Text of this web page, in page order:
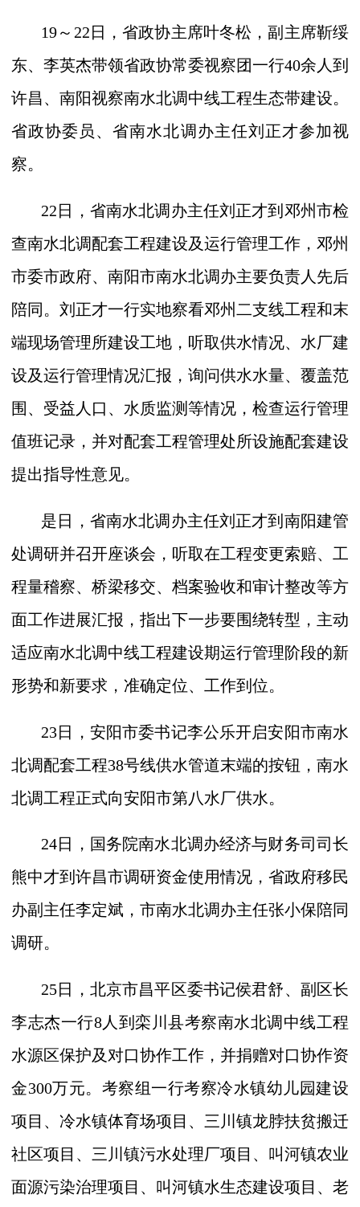
19～ 22 日，省政协主席叶冬松，副主席靳绥
东、李英杰带领省政协常委视察团一行40余人到
许昌、南阳视察南水北调中线工程生态带建设。
省政协委员、省南水北调办主任刘正才参加视
察。
22 日，省南水北调办主任刘正才到邓州市检
查南水北调配套工程建设及运行管理工作，邓州
市委市政府、南阳市南水北调办主要负责人先后
陪同。刘正才一行实地察看邓州二支线工程和末
端现场管理所建设工地，听取供水情况、水厂建
设及运行管理情况汇报，询问供水水量、覆盖范
围、受益人口、水质监测等情况，检查运行管理
值班记录，并对配套工程管理处所设施配套建设
提出指导性意见。
是日，省南水北调办主任刘正才到南阳建管
处调研并召开座谈会，听取在工程变更索赔、工
程量稽察、桥梁移交、档案验收和审计整改等方
面工作进展汇报，指出下一步要围绕转型，主动
适应南水北调中线工程建设期运行管理阶段的新
形势和新要求，准确定位、工作到位。
23日，安阳市委书记李公乐开启安阳市南水
北调配套工程38号线供水管道末端的按钮，南水
北调工程正式向安阳市第八水厂供水。
24日，国务院南水北调办经济与财务司司长
熊中才到许昌市调研资金使用情况，省政府移民
办副主任李定斌，市南水北调办主任张小保陪同
调研。
25日，北京市昌平区委书记侯君舒、副区长
李志杰一行8人到栾川县考察南水北调中线工程
水源区保护及对口协作工作，并捐赠对口协作资
金300万元。考察组一行考察冷水镇幼儿园建设
项目、冷水镇体育场项目、三川镇龙脖扶贫搬迁
社区项目、三川镇污水处理厂项目、叫河镇农业
面源污染治理项目、叫河镇水生态建设项目、老